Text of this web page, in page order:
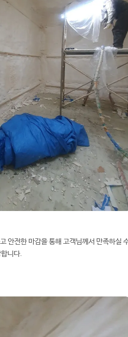
안전한 마감을 통해 고객님께서 만족하실
니다.